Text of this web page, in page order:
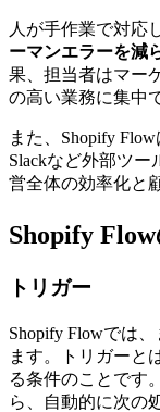
人が手作業で対応
ーマンエラーを減
果、担当者はマー
の高い業務に集中
また、Shopify
Slackなど外部ツ
営全体の効率化と
Shopify
トリガー
Shopify Flowでは
ます。トリガーと
る条件のことです
ら、自動的に次の